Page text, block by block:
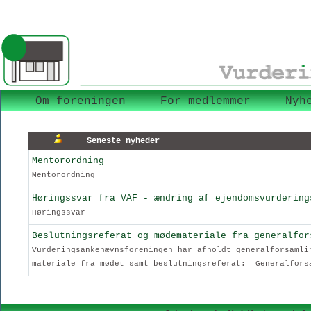
Om foreningen For medlemmer
Seneste nyheder
Mentorordning
Mentorordning
Høringssvar fra VAF - ændring af
Høringssvar
Beslutningsreferat og mødemateriale fra
Vurderingsankenævnsforeningen har afholdt
materiale fra mødet samt beslutningsreferat: